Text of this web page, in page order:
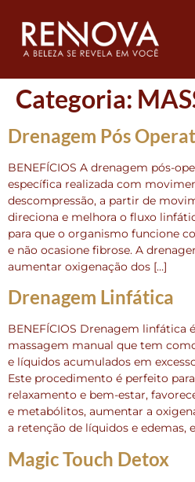
Categoria:
Drenagem Pós
BENEFÍCIOS A drenagem pós-
específica realizada com
descompressão, a partir de
direciona e melhora o fluxo
para que o organismo funcione
e não ocasione fibrose. A
aumentar oxigenação dos […]
Drenagem Linfática
BENEFÍCIOS Drenagem linfática
massagem manual que tem
e líquidos acumulados em
Este procedimento é perfeito
relaxamento e bem-estar,
e metabólitos, aumentar a
a retenção de líquidos e edemas,
Magic Touch Detox